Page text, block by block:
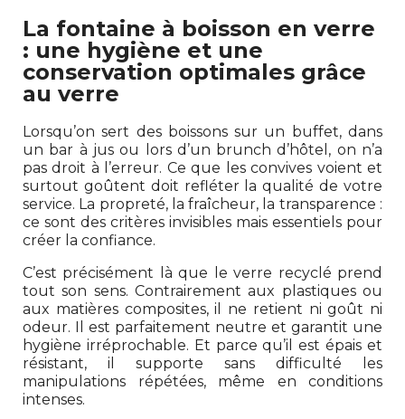
La fontaine à boisson en verre
: une hygiène et une
conservation optimales grâce
au verre
Lorsqu’on sert des boissons sur un buffet, dans
un bar à jus ou lors d’un brunch d’hôtel, on n’a
pas droit à l’erreur. Ce que les convives voient et
surtout goûtent doit refléter la qualité de votre
service. La propreté, la fraîcheur, la transparence :
ce sont des critères invisibles mais essentiels pour
créer la confiance.
C’est précisément là que le verre recyclé prend
tout son sens. Contrairement aux plastiques ou
aux matières composites, il ne retient ni goût ni
odeur. Il est parfaitement neutre et garantit une
hygiène irréprochable. Et parce qu’il est épais et
résistant, il supporte sans difficulté les
manipulations répétées, même en conditions
intenses.